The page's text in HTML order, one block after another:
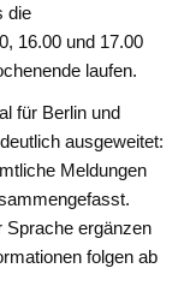
die
16.00 und 17.00
laufen.
für Berlin und
ausgeweitet:
Meldungen
Sprache ergänzen
folgen ab